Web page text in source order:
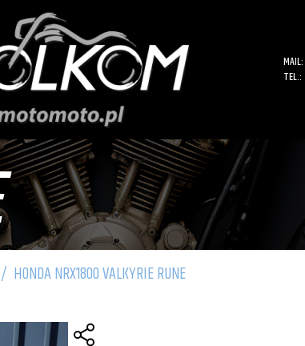
MAIL:
TEL.:
/ HONDA NRX1800 VALKYRIE RUNE